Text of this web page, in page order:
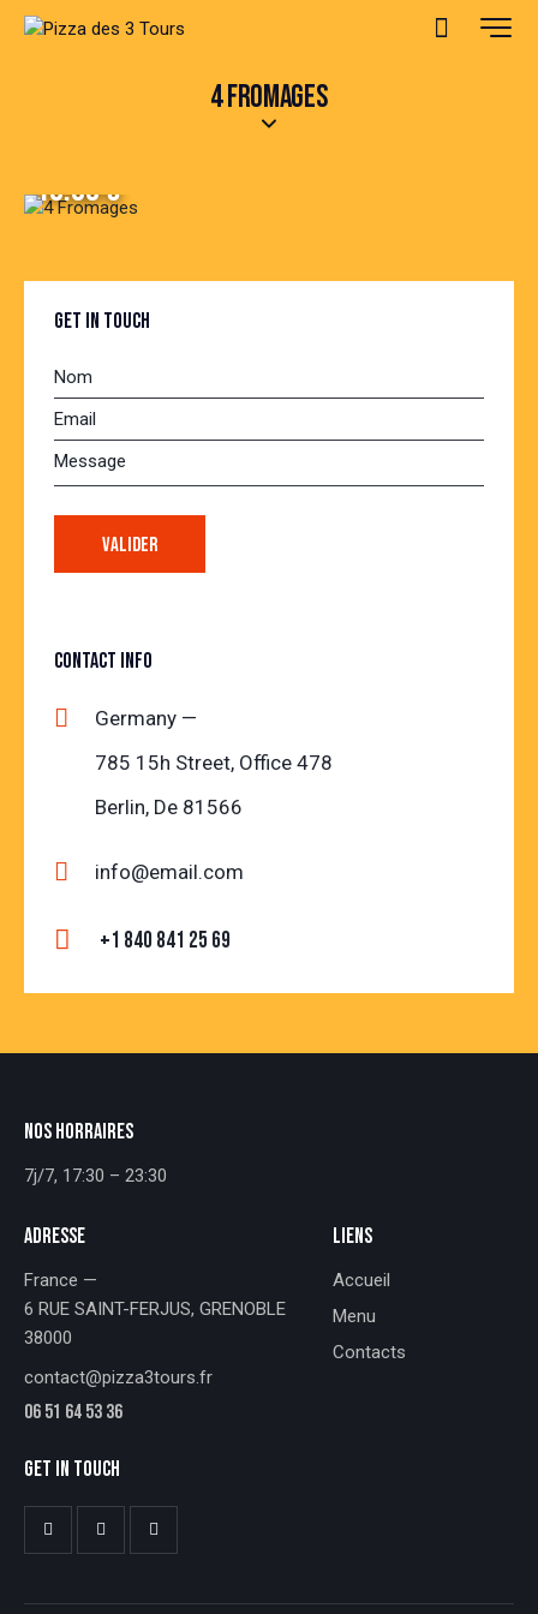
4 FROMAGES
13.00 €
GET IN TOUCH
CONTACT INFO
Germany —
785 15h Street, Office 478
Berlin, De 81566
info@email.com
+1 840 841 25 69
NOS HORRAIRES
7j/7, 17:30 – 23:30
ADRESSE
France —
6 RUE SAINT-FERJUS, GRENOBLE
38000
contact@pizza3tours.fr
06 51 64 53 36
LIENS
Accueil
Menu
Contacts
GET IN TOUCH